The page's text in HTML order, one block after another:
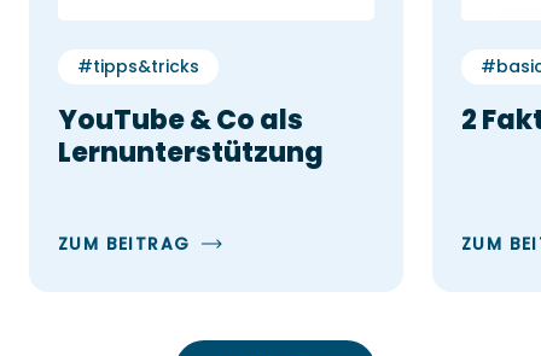
#tipps&tricks
YouTube & Co als
Lernunterstützung
ZUM BEITRAG
2
ZUM